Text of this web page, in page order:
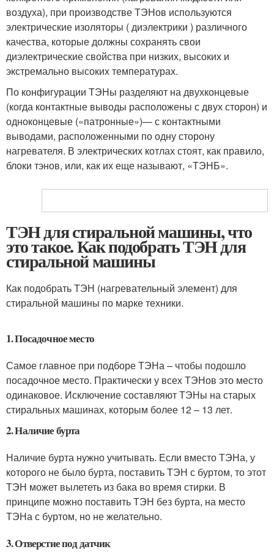
воздуха), при производстве ТЭНов используются
электрические изоляторы ( диэлектрики ) различного
качества, которые должны сохранять свои
диэлектрические свойства при низких, высоких и
экстремально высоких температурах.
По конфигурации ТЭНы разделяют на двухконцевые
(когда контактные выводы расположены с двух сторон) и
одноконцевые («патронные»)— с контактными
выводами, расположенными по одну сторону
нагревателя. В электрических котлах стоят, как правило,
блоки тэнов, или, как их еще называют, «ТЭНБ».
ТЭН для стиральной машины, что
это такое. Как подобрать ТЭН для
стиральной машины
Как подобрать ТЭН (нагревательный элемент) для
стиральной машины по марке техники.
1. Посадочное место
Самое главное при подборе ТЭНа – чтобы подошло
посадочное место. Практически у всех ТЭНов это место
одинаковое. Исключение составляют ТЭНы на старых
стиральных машинах, которым более 12 – 13 лет.
2. Наличие бурта
Наличие бурта нужно учитывать. Если вместо ТЭНа, у
которого не было бурта, поставить ТЭН с буртом, то этот
ТЭН может вылететь из бака во время стирки. В
принципе можно поставить ТЭН без бурта, на место
ТЭНа с буртом, но не желательно.
3. Отверстие под датчик